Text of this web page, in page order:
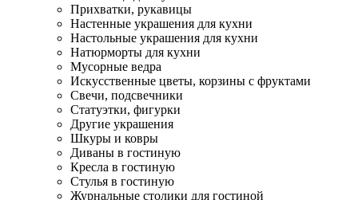
Прихватки, рукавицы
Настенные украшения для кухни
Настольные украшения для кухни
Натюрморты для кухни
Мусорные ведра
Искусственные цветы, корзины с фруктами
Свечи, подсвечники
Статуэтки, фигурки
Другие украшения
Шкуры и ковры
Диваны в гостиную
Кресла в гостиную
Стулья в гостиную
Журнальные столики для гостиной